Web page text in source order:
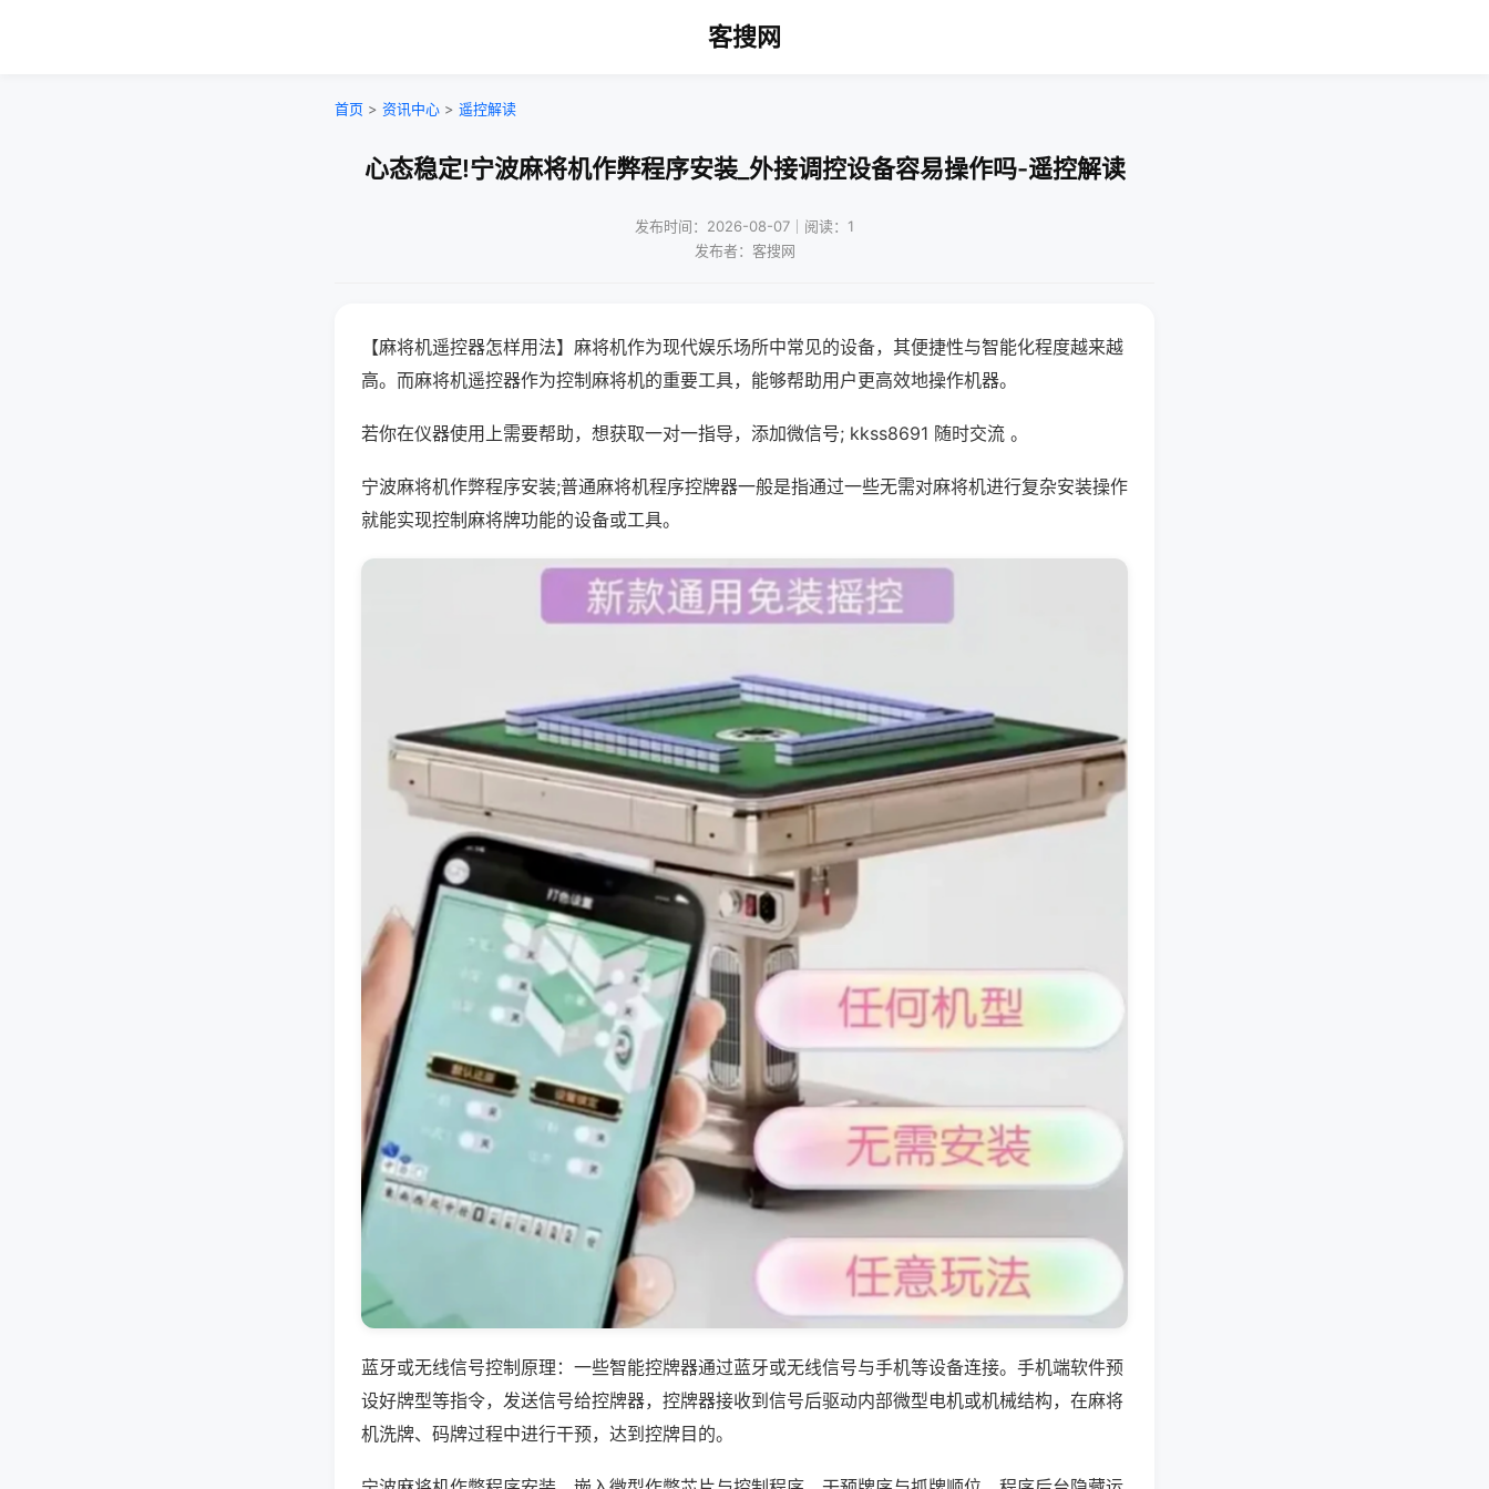
客搜网
首页 > 资讯中心 > 遥控解读
心态稳定!宁波麻将机作弊程序安装_外接调控设备容易操作吗-遥控解读
发布时间：2026-08-07｜阅读：1
发布者：客搜网
【麻将机遥控器怎样用法】麻将机作为现代娱乐场所中常见的设备，其便捷性与智能化程度越来越
高。而麻将机遥控器作为控制麻将机的重要工具，能够帮助用户更高效地操作机器。
若你在仪器使用上需要帮助，想获取一对一指导，添加微信号; kkss8691 随时交流 。
宁波麻将机作弊程序安装;普通麻将机程序控牌器一般是指通过一些无需对麻将机进行复杂安装操作
就能实现控制麻将牌功能的设备或工具。
蓝牙或无线信号控制原理：一些智能控牌器通过蓝牙或无线信号与手机等设备连接。手机端软件预
设好牌型等指令，发送信号给控牌器，控牌器接收到信号后驱动内部微型电机或机械结构，在麻将
机洗牌、码牌过程中进行干预，达到控牌目的。